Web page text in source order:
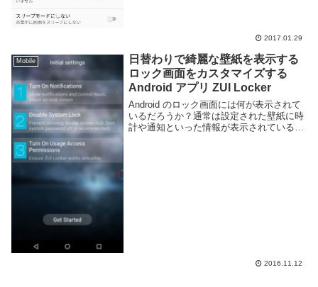
2017.01.29
Mobile
日替わりで綺麗な壁紙を表示する
ロック画面をカスタマイズする
Android アプリ ZUI Locker
Android のロック画面には何が表示されて
いるだろうか？通常は設定された壁紙に時
計や通知といった情報が表示されていると
2016.11.12